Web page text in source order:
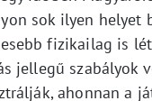
sok ilyen
fizikailag is
jellegű szabályok
ahonnan a